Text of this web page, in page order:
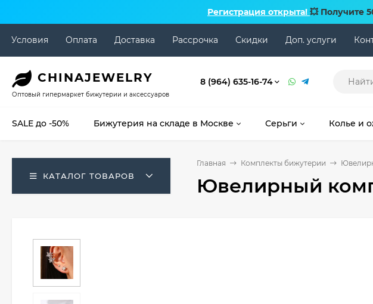
Регистрация открыта! 💥 Получите
Условия Оплата Доставка Рассрочка Скидки Доп. услуги
CHINAJEWELRY
Оптовый гипермаркет бижутерии и аксессуаров
8 (964) 635-16-74
SALE до -50% Бижутерия на складе в Москве Серьги Колье и
КАТАЛОГ ТОВАРОВ
Главная Комплекты бижутерии
Ювелирный